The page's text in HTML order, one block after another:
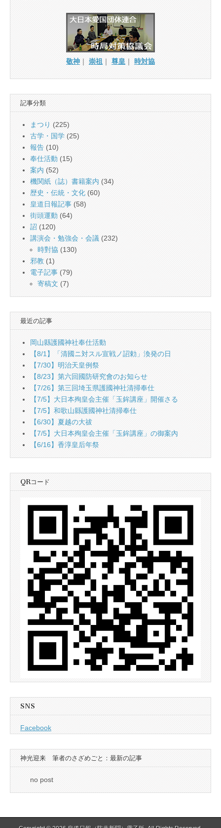
敬神 ｜ 崇祖 ｜ 尊皇 ｜ 時対協
記事分類
まつり (225)
古学・国学 (25)
報告 (10)
奉仕活動 (15)
案内 (52)
機関紙（誌）書籍案内 (34)
歴史・伝統・文化 (60)
皇道日報記事 (58)
街頭運動 (64)
詔 (120)
講演会・勉強会・会議 (232)
時對協 (130)
邪教 (1)
電子記事 (79)
寄稿文 (7)
最近の記事
岡山縣護國神社奉仕活動
【8/1】「清國ニ対スル宣戦ノ詔勅」渙発の日
【7/30】明治天皇例祭
【8/23】第六回國防研究會のお知らせ
【7/26】第三回埼玉県護國神社清掃奉仕
【7/5】大日本殉皇会主催「玉鉾講座」開催さる
【7/5】和歌山縣護國神社清掃奉仕
【6/30】夏越の大祓
【7/5】大日本殉皇会主催「玉鉾講座」の御案內
【6/16】香淳皇后年祭
QRコード
SNS
Facebook
神光迎来 筆者のさざめごと：最新の記事
no post